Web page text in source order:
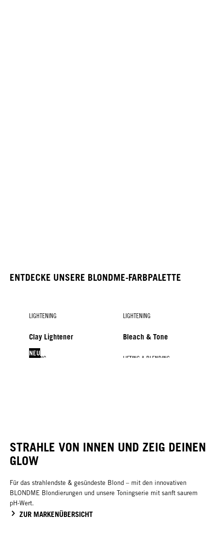
ENTDECKE UNSERE BLONDME-FARBPALETTE
LIGHTENING
Clay Lightener
NEU
LIGHTENING
Bleach & Tone
TONING LIFTING & BLENDING
STRAHLE VON INNEN UND ZEIG DEINEN
GLOW
Für das strahlendste & gesündeste Blond – mit den innovativen
BLONDME Blondierungen und unsere Toningserie mit sanft saurem
pH-Wert.
ZUR MARKENÜBERSICHT